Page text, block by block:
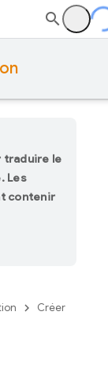
traduire le
Les
contenir
Créer